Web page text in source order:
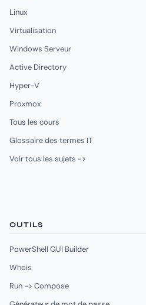
Linux
Virtualisation
Windows Serveur
Active Directory
Hyper-V
Proxmox
Tous les cours
Glossaire des termes IT
Voir tous les sujets ->
OUTILS
PowerShell GUI Builder
Whois
Run -> Compose